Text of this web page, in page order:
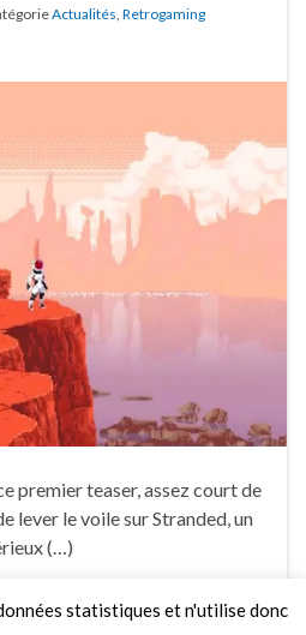
Actualités, Retrogaming
premier teaser, assez court de
lever le voile sur Stranded, un
(…)
Faire un commentaire
statistiques et n'utilise donc